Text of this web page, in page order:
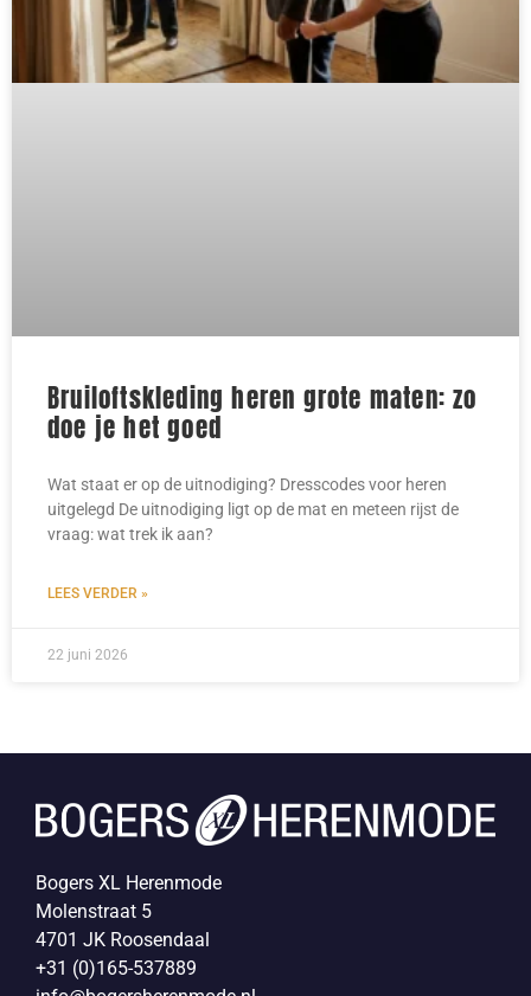
Bruiloftskleding heren grote maten: zo
doe je het goed
Wat staat er op de uitnodiging? Dresscodes voor heren
uitgelegd De uitnodiging ligt op de mat en meteen rijst de
vraag: wat trek ik aan?
LEES VERDER »
22 juni 2026
Bogers XL Herenmode
Molenstraat 5
4701 JK Roosendaal
+31 (0)165-537889